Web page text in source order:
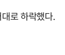
로 하락했다.